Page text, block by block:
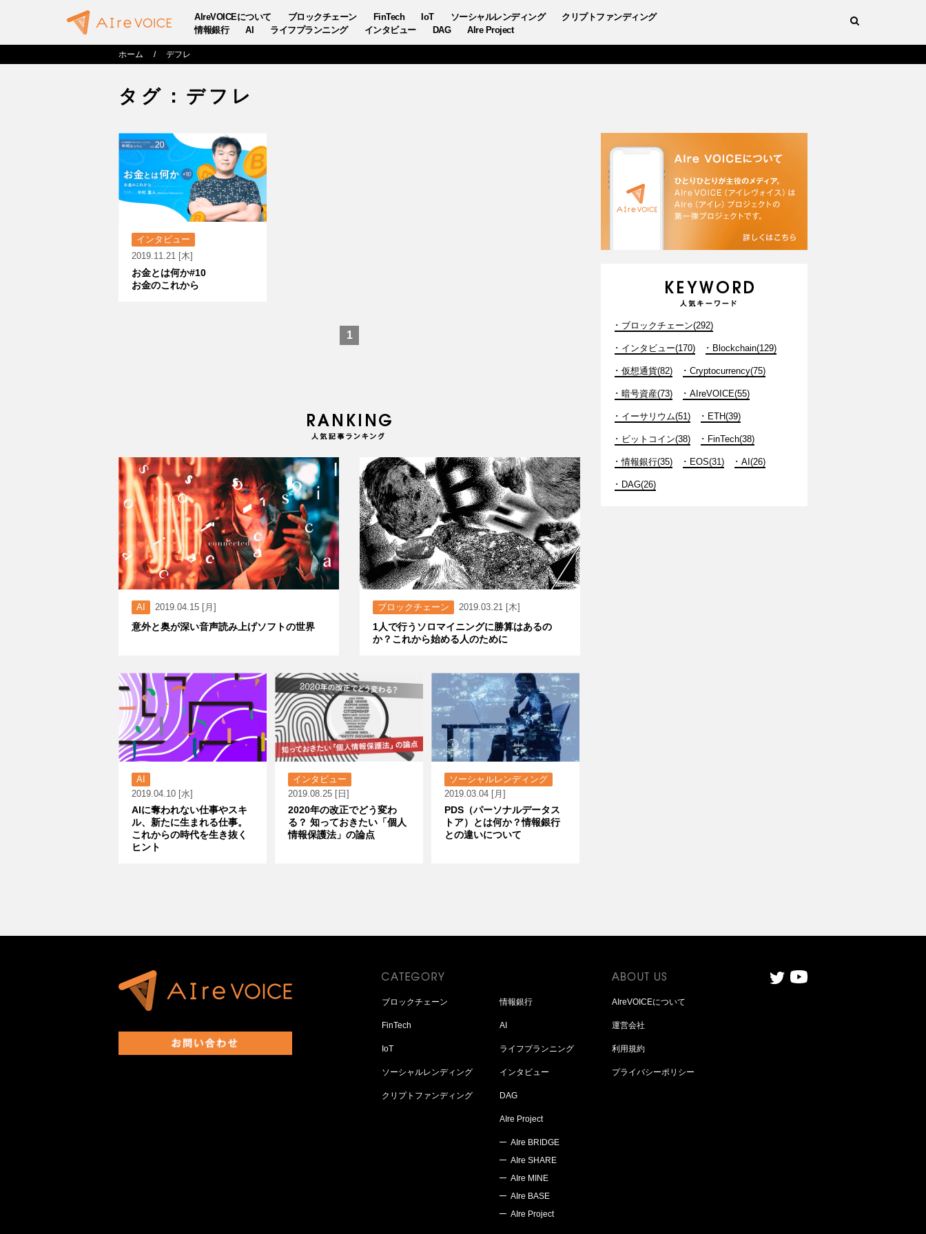
AIreVOICEについて ブロックチェーン FinTech IoT ソーシャルレンディング
クリプトファンディング
情報銀行
AI ライフプランニング インタビュー DAG AIre Project
ホーム デフレ
タグ：デフレ
インタビュー
2019.11.21 [木]
お金とは何か#10
お金のこれから
1
AI 2019.04.15 [月]
意外と奥が深い音声読み上げソフトの世界
ブロックチェーン 2019.03.21 [木]
1人で行うソロマイニングに勝算はあるの
か？これから始める人のために
AI
2019.04.10 [水]
AIに奪われない仕事やスキ
ル、新たに生まれる仕事。
これからの時代を生き抜く
ヒント
インタビュー
2019.08.25 [日]
2020年の改正でどう変わ
る？ 知っておきたい「個人
情報保護法」の論点
ソーシャルレンディング
2019.03.04 [月]
PDS（パーソナルデータス
トア）とは何か？情報銀行
との違いについて
ブロックチェーン(292)
インタビュー(170) Blockchain(129)
仮想通貨(82) Cryptocurrency(75)
暗号資産(73) AIreVOICE(55)
イーサリウム(51) ETH(39)
ビットコイン(38) FinTech(38)
情報銀行(35) EOS(31) AI(26)
DAG(26)
ブロックチェーン
FinTech
IoT
ソーシャルレンディング
クリプトファンディング
情報銀行
AI
ライフプランニング
インタビュー
DAG
AIre Project
AIre BRIDGE
AIre SHARE
AIre MINE
AIre BASE
AIre Project
AIreVOICEについて
運営会社
利用規約
プライバシーポリシー